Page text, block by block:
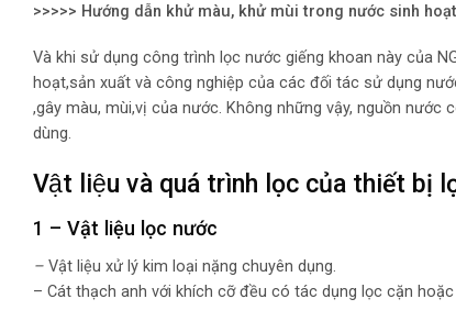
>>>>> Hướng dẫn khử màu, khử mùi trong nước sinh hoạt
Và khi sử dụng công trình lọc nước giếng khoan này của
hoạt,sản xuất và công nghiệp của các đối tác sử dụng
,gây màu, mùi,vị của nước. Không những vậy, nguồn
dùng.
Vật liệu và quá trình lọc của thiết bị
1 – Vật liệu lọc nước
– Vật liệu xử lý kim loại nặng chuyên dụng.
– Cát thạch anh với khích cỡ đều có tác dụng lọc cặn